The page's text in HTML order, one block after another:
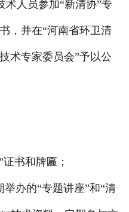
人员参加“新清协”专
，并在“河南省环卫清
术专家委员会”予以公
书和牌匾；
办的“专题讲座”和“清